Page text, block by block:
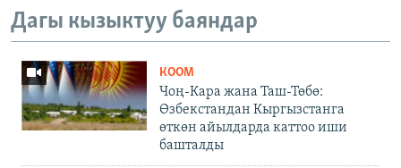
Дагы кызыктуу баяндар
КООМ
Чоң-Кара жана Таш-Төбө:
Өзбекстандан Кыргызстанга
өткөн айылдарда каттоо иши
башталды